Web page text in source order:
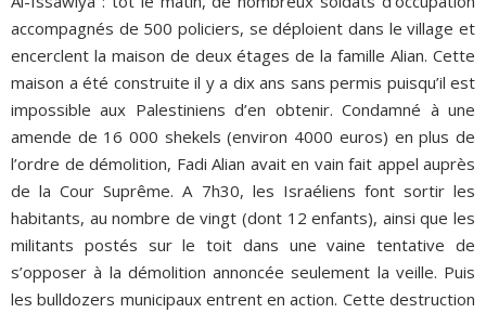
accompagnés de 500 policiers, se déploient dans le village et
encerclent la maison de deux étages de la famille Alian. Cette
maison a été construite il y a dix ans sans permis puisqu’il est
impossible aux Palestiniens d’en obtenir. Condamné à une
amende de 16 000 shekels (environ 4000 euros) en plus de
l’ordre de démolition, Fadi Alian avait en vain fait appel auprès
de la Cour Suprême. A 7h30, les Israéliens font sortir les
habitants, au nombre de vingt (dont 12 enfants), ainsi que les
militants postés sur le toit dans une vaine tentative de
s’opposer à la démolition annoncée seulement la veille. Puis
les bulldozers municipaux entrent en action. Cette destruction